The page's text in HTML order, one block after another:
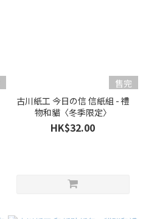
售完
古川紙工 今日の信 信紙組 - 禮
物和貓〈冬季限定〉
HK$32.00